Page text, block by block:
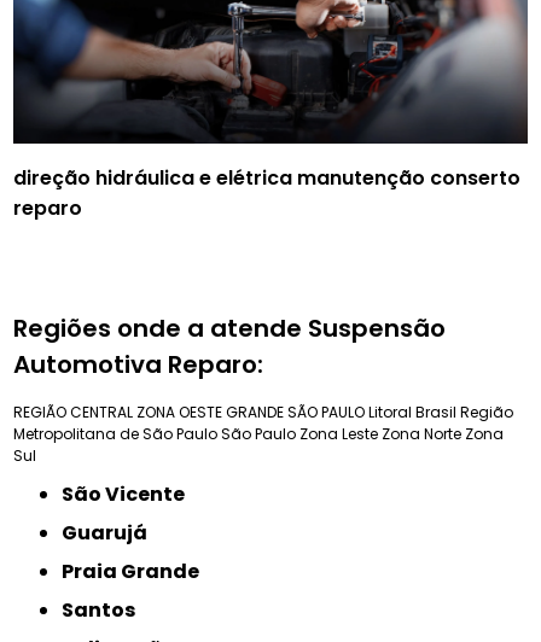
direção hidráulica e elétrica manutenção conserto
reparo
Regiões onde a atende Suspensão
Automotiva Reparo:
REGIÃO CENTRAL ZONA OESTEGRANDE SÃO PAULOLitoral Brasil Região
Metropolitana de São PauloSão Paulo Zona Leste Zona Norte Zona
Sul
São Vicente
Guarujá
Praia Grande
Santos